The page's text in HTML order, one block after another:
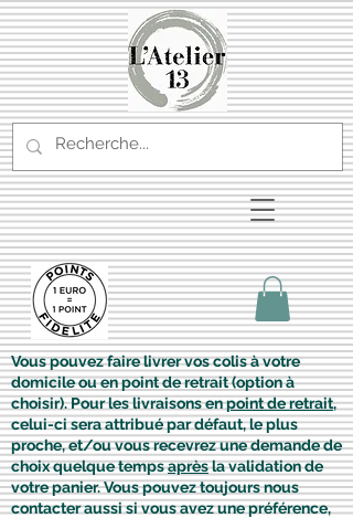
Vous pouvez faire livrer vos colis à votre
domicile ou en point de retrait (option à
choisir). Pour les livraisons enpoint de retrait,
celui-ci sera attribué par défaut, le plus
proche, et/ou vous recevrez une demande de
choix quelque tempsaprèsla validation de
votre panier. Vous pouvez toujours nous
contacter aussi si vous avez une préférence,